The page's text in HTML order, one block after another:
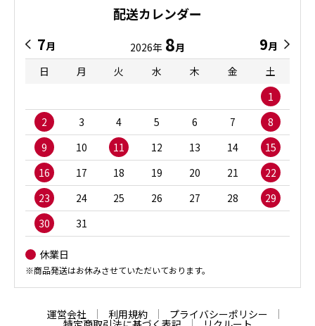
配送カレンダー
7月 2026年 8月 9月
日
月 火 水 木 金
土
1
2
3 4 5 6 7
8
9
10 11 12 13 14
15
16
17 18 19 20 21
22
23
24 25 26 27 28
29
30
31
休業日
※商品発送はお休みさせていただいております。
運営会社 利用規約 プライバシーポリシー